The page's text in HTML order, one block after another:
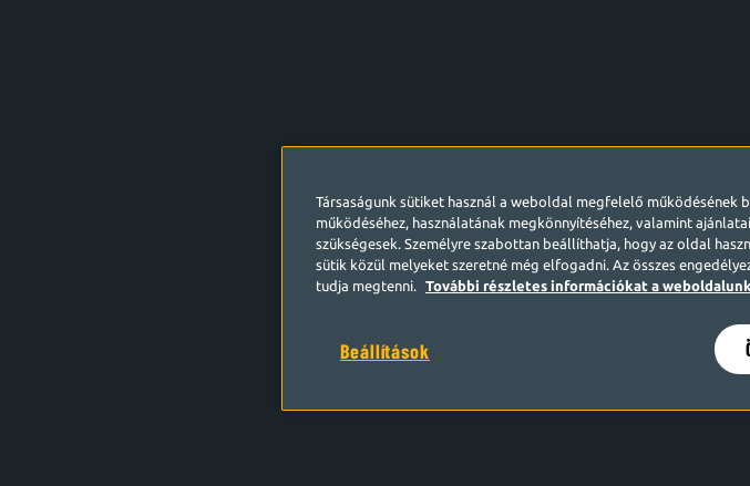
Társaságunk sütiket használ a weboldal megfelelő
működéséhez, használatának megkönnyítéséhez, valamint
szükségesek. Személyre szabottan beállíthatja, hogy az oldal
sütik közül melyeket szeretné még elfogadni. Az összes
tudja megtenni.
További részletes információkat a
Beállítások